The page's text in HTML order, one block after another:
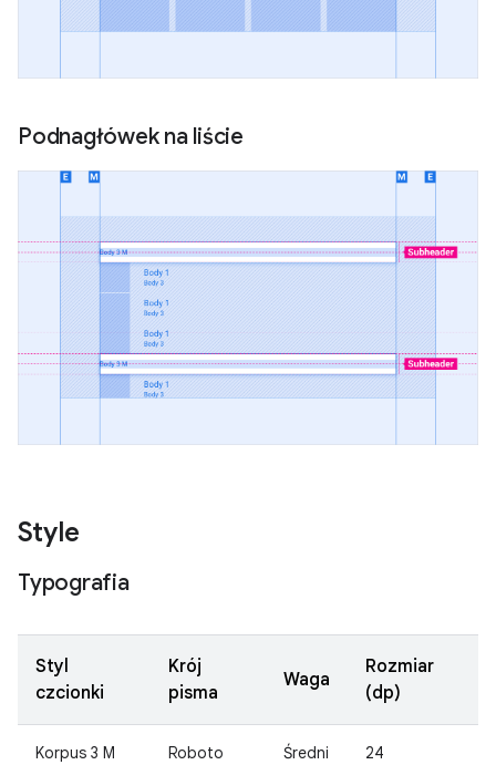
Podnagłówek na liście
Style
Typografia
Styl
czcionki
Krój
pisma
Waga
Rozmiar
(dp)
Korpus 3 M Roboto Średni 24